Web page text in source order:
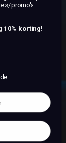
promo's.
10% korting!